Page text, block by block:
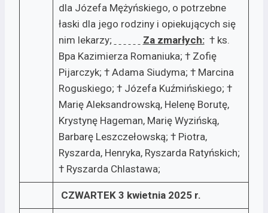
dla Józefa Mężyńskiego, o potrzebne
łaski dla jego rodziny i opiekujących się
nim lekarzy;
Za zmarłych:† ks.
Bpa Kazimierza Romaniuka; † Zofię
Pijarczyk; † Adama Siudyma; † Marcina
Roguskiego; † Józefa Kuźmińskiego; †
Marię Aleksandrowską, Helenę Borutę,
Krystynę Hageman, Marię Wyzińską,
Barbarę Leszczełowską; † Piotra,
Ryszarda, Henryka, Ryszarda Ratyńskich;
† Ryszarda Chlastawa;
CZWARTEK 3 kwietnia 2025 r.